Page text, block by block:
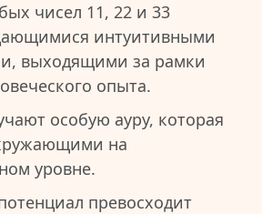
чисел 11, 22 и 33
интуитивными
выходящими за рамки
опыта.
особую ауру, которая
на
уровне.
превосходит